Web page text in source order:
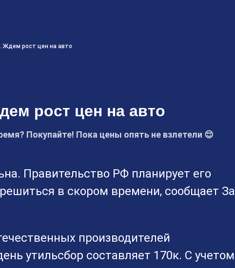
Ждем рост цен на авто
рост цен на авто
Покупайте! Пока цены опять не взлетели 😌
Правительство РФ планирует его
в скором времени, сообщает За
производителей
утильсбор составляет 170к. С учетом